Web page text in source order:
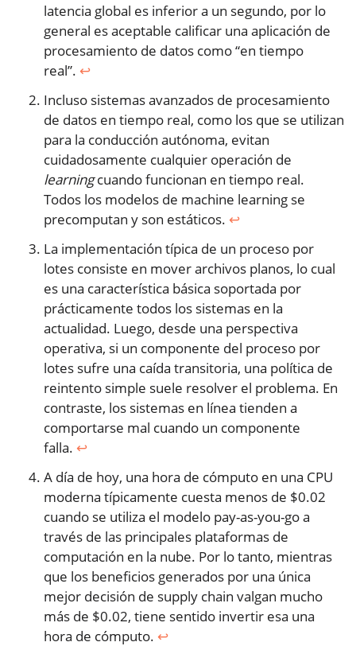
latencia global es inferior a un segundo, por lo
general es aceptable calificar una aplicación de
procesamiento de datos como “en tiempo
real”. ↩︎
Incluso sistemas avanzados de procesamiento
de datos en tiempo real, como los que se utilizan
para la conducción autónoma, evitan
cuidadosamente cualquier operación de
learningcuando funcionan en tiempo real.
Todos los modelos de machine learning se
precomputan y son estáticos. ↩︎
La implementación típica de un proceso por
lotes consiste en mover archivos planos, lo cual
es una característica básica soportada por
prácticamente todos los sistemas en la
actualidad. Luego, desde una perspectiva
operativa, si un componente del proceso por
lotes sufre una caída transitoria, una política de
reintento simple suele resolver el problema. En
contraste, los sistemas en línea tienden a
comportarse mal cuando un componente
falla. ↩︎
A día de hoy, una hora de cómputo en una CPU
moderna típicamente cuesta menos de $0.02
cuando se utiliza el modelo pay-as-you-go a
través de las principales plataformas de
computación en la nube. Por lo tanto, mientras
que los beneficios generados por una única
mejor decisión de supply chain valgan mucho
más de $0.02, tiene sentido invertir esa una
hora de cómputo. ↩︎